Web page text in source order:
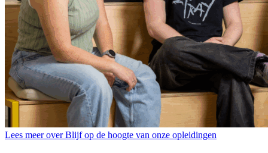
Lees meer over Blijf op de hoogte van onze opleidingen